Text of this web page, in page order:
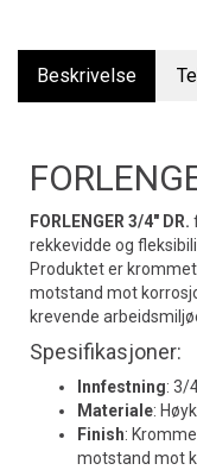
Beskrivelse
FORLENGER 3/4" DR.
rekkevidde og
Produktet er
motstand mot
krevende
Spesifikasjoner:
Innfestning: 3/
Materiale:
Finish:
motstand mot